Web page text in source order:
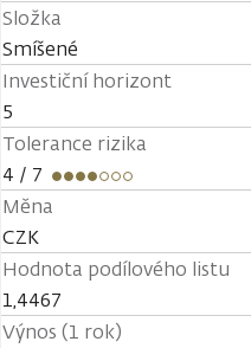
Složka
Smíšené
Investiční horizont
5
Tolerance rizika
4 / 7
Měna
CZK
Hodnota podílového listu
1,4467
Výnos (1 rok)